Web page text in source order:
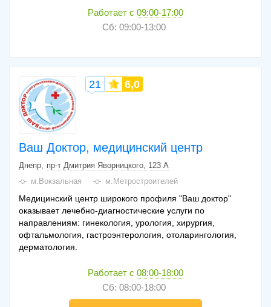
Работает с 09:00-17:00
Сб: 09:00-13:00
Ваш Доктор, медицинский центр
21 6,0
Днепр
пр-т Дмитрия Яворницкого, 123 А
м.Вокзальная
м.Метростроителей
Медицинский центр широкого профиля "Ваш доктор"
оказывает лечебно-диагностические услуги по
направлениям: гинекология, урология, хирургия,
офтальмология, гастроэнтерология, отоларингология,
дерматология.
Работает с 08:00-18:00
Сб: 08:00-18:00